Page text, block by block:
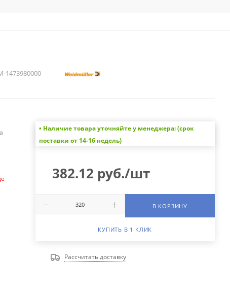
1473980000
• Наличие товара уточняйте у менеджера: (срок
поставки от 14-16 недель)
382.12 руб./шт
В КОРЗИНУ
КУПИТЬ В 1 КЛИК
Рассчитать доставку